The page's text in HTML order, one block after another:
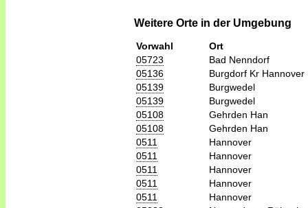
Weitere Orte in der Umgebung
Vorwahl
Ort
05723
Bad Nenndorf
05136
Burgdorf Kr Hannover
05139
Burgwedel
05139
Burgwedel
05108
Gehrden Han
05108
Gehrden Han
0511
Hannover
0511
Hannover
0511
Hannover
0511
Hannover
0511
Hannover